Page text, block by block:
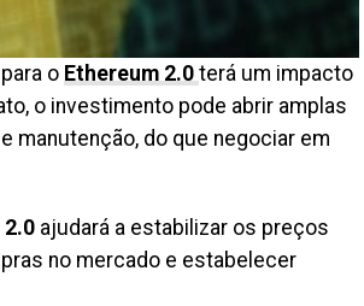
o Ethereum 2.0 terá um impacto
o investimento pode abrir amplas
manutenção, do que negociar em
2.0 ajudará a estabilizar os preços
no mercado e estabelecer